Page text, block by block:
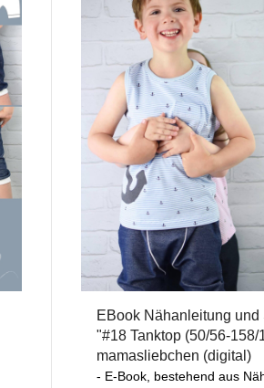
EBook Nähanleitung und
"#18 Tanktop (50/56-158/
mamasliebchen (digital)
- E-Book, bestehend aus